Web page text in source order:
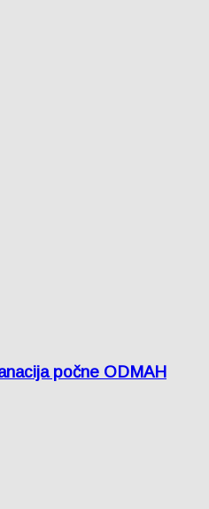
počne ODMAH